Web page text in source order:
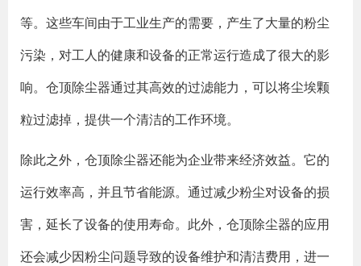
等。这些车间由于工业生产的需要，产生了大量的粉尘
污染，对工人的健康和设备的正常运行造成了很大的影
响。仓顶除尘器通过其高效的过滤能力，可以将尘埃颗
粒过滤掉，提供一个清洁的工作环境。
除此之外，仓顶除尘器还能为企业带来经济效益。它的
运行效率高，并且节省能源。通过减少粉尘对设备的损
害，延长了设备的使用寿命。此外，仓顶除尘器的应用
还会减少因粉尘问题导致的设备维护和清洁费用，进一